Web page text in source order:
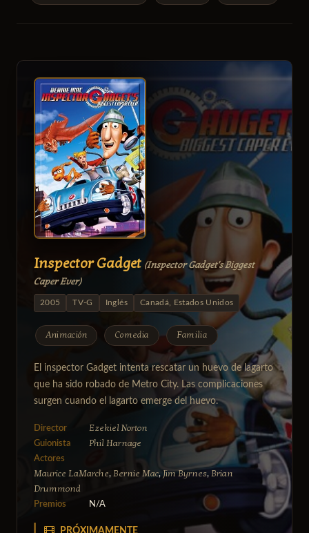
Inspector Gadget (Inspector Gadget's Biggest
Caper Ever)
2005 TV-G Inglés Canadá, Estados Unidos
Animación Comedia Familia
El inspector Gadget intenta rescatar un huevo de lagarto
que ha sido robado de Metro City. Las complicaciones
surgen cuando el lagarto emerge del huevo.
Director Ezekiel Norton
Guionista Phil Harnage
Actores
Maurice LaMarche, Bernie Mac, Jim Byrnes, Brian
Drummond
Premios N/A
PRÓXIMAMENTE